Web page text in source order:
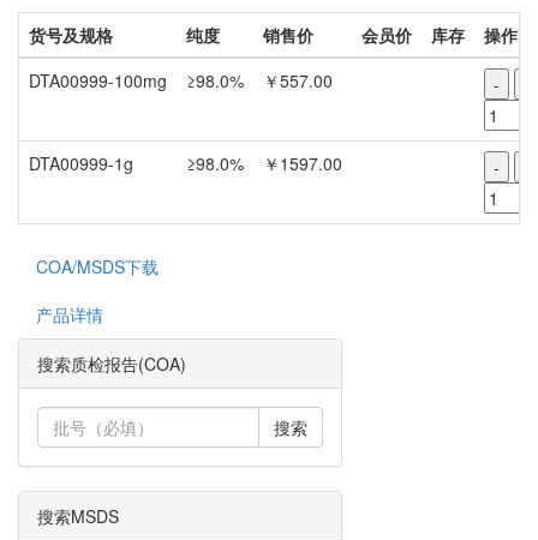
货号及规格 纯度 销售价 会员价 库存
操作
DTA00999-100mg
≥98.0% ￥557.00 -
DTA00999-1g ≥98.0% ￥1597.00 -
COA/MSDS下载
产品详情
搜索质检报告(COA)
搜索
搜索MSDS